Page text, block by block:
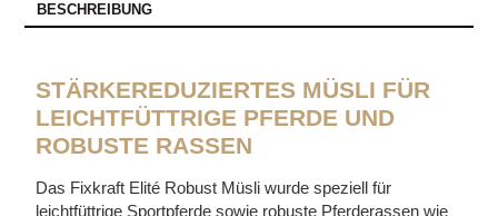
BESCHREIBUNG
STÄRKEREDUZIERTES MÜSLI FÜR
LEICHTFÜTTRIGE PFERDE UND
ROBUSTE RASSEN
Das Fixkraft Elité Robust Müsli wurde speziell für
leichtfüttrige Sportpferde sowie robuste Pferderassen wie